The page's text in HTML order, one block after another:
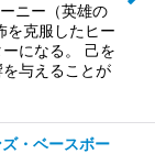
ニー（英雄の
を克服したヒー
になる。 己を
与えることが
・ベースボー